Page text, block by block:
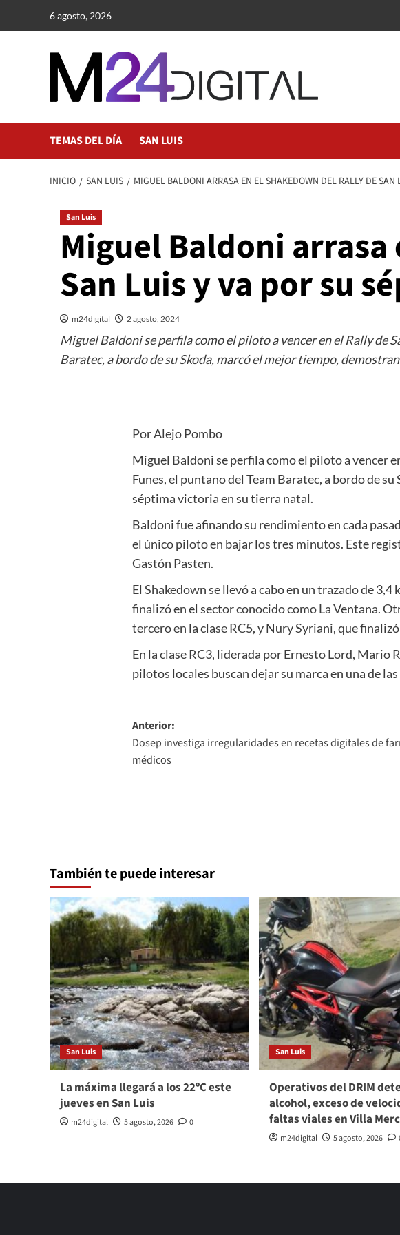
6 agosto, 2026
TEMAS DEL DÍA SAN LUIS
INICIO SAN LUIS MIGUEL BALDONI ARRASA EN EL SHAKEDOWN DEL RALLY DE
San Luis
Miguel Baldoni
San Luis y va por su
m24digital 2 agosto, 2024
Miguel Baldoni se perfila como el piloto a vencer en el Rally de
Baratec, a bordo de su Skoda, marcó el mejor tiempo,
Por Alejo Pombo
Miguel Baldoni se perfila como el piloto a vencer
Funes, el puntano del Team Baratec, a bordo de
séptima victoria en su tierra natal.
Baldoni fue afinando su rendimiento en cada
el único piloto en bajar los tres minutos. Este
Gastón Pasten.
El Shakedown se llevó a cabo en un trazado de
finalizó en el sector conocido como La Ventana.
tercero en la clase RC5, y Nury Syriani, que
En la clase RC3, liderada por Ernesto Lord, Mario
pilotos locales buscan dejar su marca en una de
Navegación
de
entradas
Anterior:
Dosep investiga irregularidades en recetas digitales de
médicos
También te puede interesar
San Luis
La máxima llegará a los 22ºC este
jueves en San Luis
m24digital 5 agosto, 2026 0
San Luis
Operativos del DRIM
alcohol, exceso de
faltas viales en Villa
m24digital 5 agosto, 2026